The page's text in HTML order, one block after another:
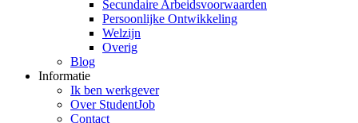
Secundaire Arbeidsvoorwaarden
Persoonlijke Ontwikkeling
Welzijn
Overig
Blog
Informatie
Ik ben werkgever
Over StudentJob
Contact